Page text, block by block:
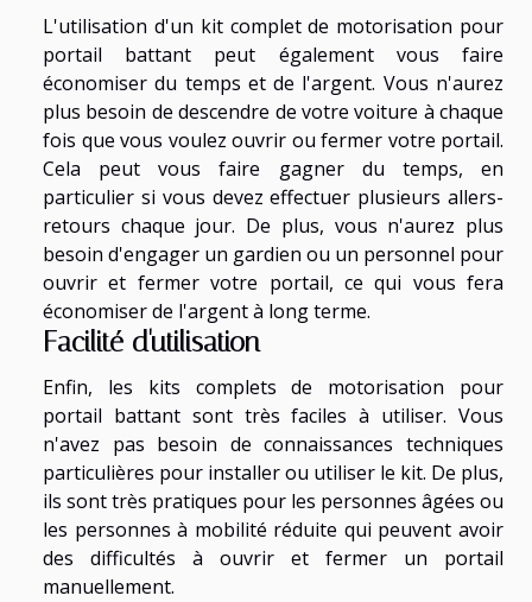
L'utilisation d'un kit complet de motorisation pour
portail battant peut également vous faire
économiser du temps et de l'argent. Vous n'aurez
plus besoin de descendre de votre voiture à chaque
fois que vous voulez ouvrir ou fermer votre portail.
Cela peut vous faire gagner du temps, en
particulier si vous devez effectuer plusieurs allers-
retours chaque jour. De plus, vous n'aurez plus
besoin d'engager un gardien ou un personnel pour
ouvrir et fermer votre portail, ce qui vous fera
économiser de l'argent à long terme.
Facilité d'utilisation
Enfin, les kits complets de motorisation pour
portail battant sont très faciles à utiliser. Vous
n'avez pas besoin de connaissances techniques
particulières pour installer ou utiliser le kit. De plus,
ils sont très pratiques pour les personnes âgées ou
les personnes à mobilité réduite qui peuvent avoir
des difficultés à ouvrir et fermer un portail
manuellement.